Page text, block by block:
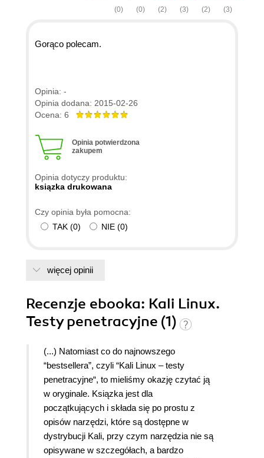
(3)
(2)
(3)
(2)
(0)
(0)
Gorąco polecam.
Opinia: -
Opinia dodana: 2015-02-26
Ocena: 6
Opinia potwierdzona
zakupem
Opinia dotyczy produktu:
ksiązka drukowana
Czy opinia była pomocna:
TAK (0) NIE (0)
więcej opinii
Recenzje ebooka: Kali Linux.
Testy penetracyjne (1)
(...) Natomiast co do najnowszego
“bestsellera”, czyli “Kali Linux – testy
penetracyjne“, to mieliśmy okazję czytać ją
w oryginale. Ksiązka jest dla
początkujących i składa się po prostu z
opisów narzędzi, które są dostępne w
dystrybucji Kali, przy czym narzędzia nie są
opisywane w szczegółach, a bardzo